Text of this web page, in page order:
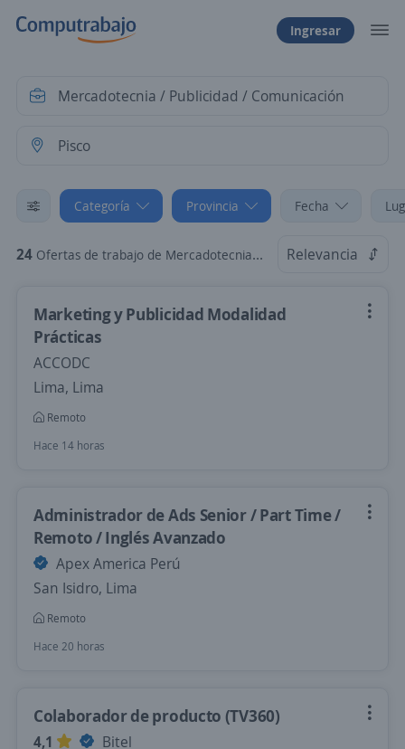
Ingresar
Categoría Provincia Fecha
24 Ofertas de trabajo de Mercadotecnia / Publicidad / Comunicación en Pisco, Ica Relevancia
Marketing y Publicidad Modalidad
Prácticas
ACCODC
Lima, Lima
Remoto
Hace 14 horas
Administrador de Ads Senior / Part Time /
Remoto / Inglés Avanzado
Apex America Perú
San Isidro, Lima
Remoto
Hace 20 horas
Colaborador de producto (TV360)
4,1
Bitel